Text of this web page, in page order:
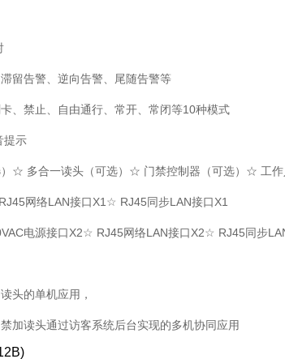
留告警、逆向告警、尾随告警等
、禁止、自由通行、常开、常闭等10种模式
提示
☆ 多合一读头（可选）☆ 门禁控制器（可选）☆ 工作
网络LAN接口X1☆ RJ45同步LAN接口X1
电源接口X2☆ RJ45网络LAN接口X2☆ RJ45同步
头的单机应用，
加读头通过访客系统后台实现的多机协同应用